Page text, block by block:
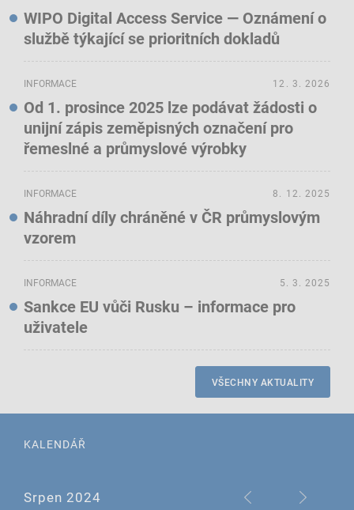
WIPO Digital Access Service — Oznámení o
službě týkající se prioritních dokladů
INFORMACE
Od 1. prosince 2025 lze podávat žádosti o
unijní zápis zeměpisných označení pro
řemeslné a průmyslové výrobky
12. 3. 2026
INFORMACE
Náhradní díly chráněné v ČR průmyslovým
vzorem
8. 12. 2025
INFORMACE
Sankce EU vůči Rusku – informace pro
uživatele
5. 3. 2025
VŠECHNY AKTUALITY
KALENDÁŘ
Srpen 2024